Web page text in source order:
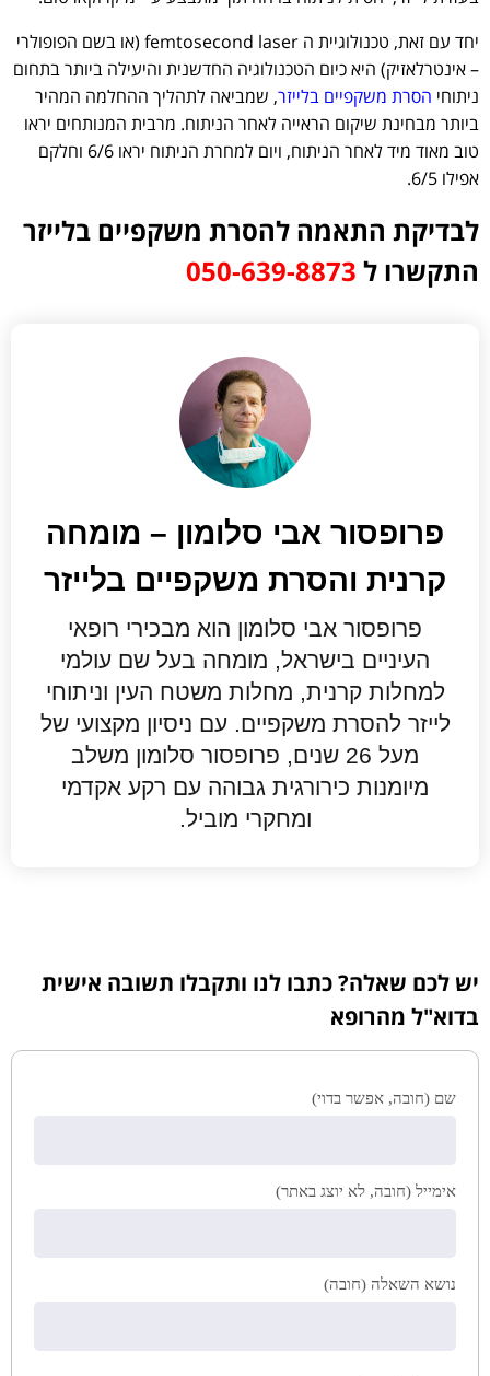
יחד עם זאת, טכנולוגיית ה femtosecond laser (או בשם הפופולרי
– אינטרלאזיק) היא כיום הטכנולוגיה החדשנית והיעילה ביותר בתחום
ניתוחי הסרת משקפיים בלייזר, שמביאה לתהליך ההחלמה המהיר
ביותר מבחינת שיקום הראייה לאחר הניתוח. מרבית המנותחים יראו
טוב מאוד מיד לאחר הניתוח, ויום למחרת הניתוח יראו 6/6 וחלקם
אפילו 6/5.
לבדיקת התאמה להסרת משקפיים בלייזר
התקשרו ל 050-639-8873⁩
פרופסור אבי סלומון – מומחה
קרנית והסרת משקפיים בלייזר
פרופסור אבי סלומון הוא מבכירי רופאי
העיניים בישראל, מומחה בעל שם עולמי
למחלות קרנית, מחלות משטח העין וניתוחי
לייזר להסרת משקפיים. עם ניסיון מקצועי של
מעל 26 שנים, פרופסור סלומון משלב
מיומנות כירורגית גבוהה עם רקע אקדמי
ומחקרי מוביל.
יש לכם שאלה? כתבו לנו ותקבלו תשובה אישית
בדוא"ל מהרופא
שם (חובה, אפשר בדוי)
אימייל (חובה, לא יוצג באתר)
נושא השאלה (חובה)